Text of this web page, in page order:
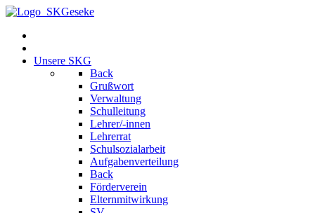
Unsere SKG
Back
Grußwort
Verwaltung
Schulleitung
Lehrer/-innen
Lehrerrat
Schulsozialarbeit
Aufgabenverteilung
Back
Förderverein
Elternmitwirkung